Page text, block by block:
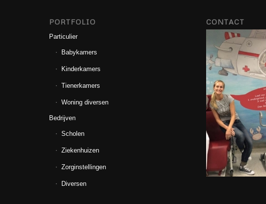
PORTFOLIO
Particulier
Babykamers
Kinderkamers
Tienerkamers
Woning diversen
Bedrijven
Scholen
Ziekenhuizen
Zorginstellingen
Diversen
CONTACT